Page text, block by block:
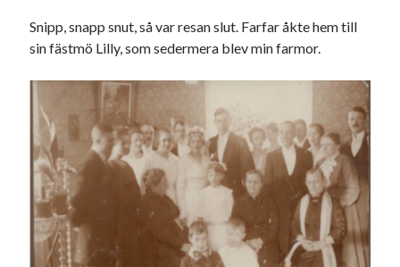
Snipp, snapp snut, så var resan slut. Farfar åkte hem till
sin fästmö Lilly, som sedermera blev min farmor.